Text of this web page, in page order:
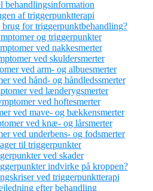
behandlingsinformation
af triggerpunktterapi
for triggerpunktbehandling?
og triggerpunkter
ved nakkesmerter
ved skuldersmerter
ved arm- og albuesmerter
ved hånd- og håndledssmerter
ved lænderygsmerter
ved hoftesmerter
ved mave- og bækkensmerter
ved knæ- og lårsmerter
ved underbens- og fodsmerter
til triggerpunkter
ved skader
indvirke på kroppen?
ved triggerpunktterapi
efter behandling